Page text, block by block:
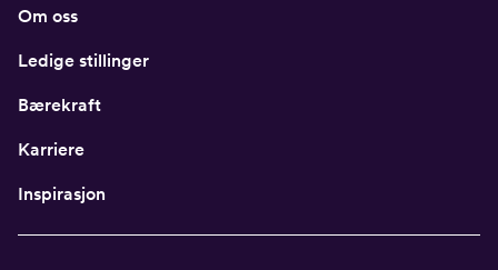
Om oss
Ledige stillinger
Bærekraft
Karriere
Inspirasjon